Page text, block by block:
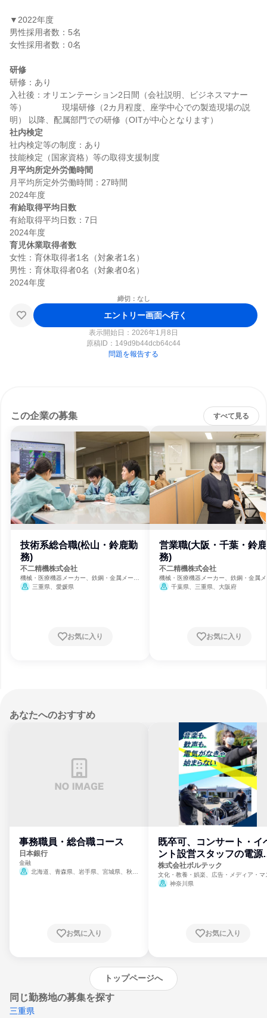
▼2022年度
男性採用者数：5名
女性採用者数：0名
研修
研修：あり
入社後：オリエンテーション2日間（会社説明、ビジネスマナー
等） 　　　　現場研修（2カ月程度、座学中心での製造現場の説
社内検定
社内検定等の制度：あり
月平均所定外労働時間
月平均所定外労働時間：27時間
有給取得平均日数
有給取得平均日数：7日
育児休業取得者数
女性：育休取得者1名（対象者1名）
男性：育休取得者0名（対象者0名）
締切：なし
エントリー画面へ行く
表示開始日：2026年1月8日
原稿ID： 149d9b44dcb64c44
問題を報告する
この企業の募集 すべて見る
技術系総合職(松山・鈴鹿勤
務)
不二精機株式会社
機械・医療機器メーカー、鉄鋼・金属メーカ
ー、自動車・輸送機器メーカー
三重県、愛媛県
お気に入り
営業職(大阪・千葉・鈴
務)
不二精機株式会社
機械・医療機器メーカー、鉄鋼・金属
ー、自動車・輸送機器メーカー
千葉県、三重県、大阪府
お気に入り
あなたへのおすすめ
事務職員・総合職コース
日本銀行
金融
北海道、青森県、岩手県、宮城県、秋田
崎県、熊本県、大分県、宮崎県、鹿児島県、
お気に入り
既卒可、コンサート・イ
ント設営スタッフの電源
門
株式会社ボルテック
文化・教養・娯楽、広告・メディア・マ
ミ、電力・ガス・水道・エネルギー
神奈川県
お気に入り
トップページへ
同じ勤務地の募集を探す
三重県